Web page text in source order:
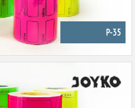
P-35